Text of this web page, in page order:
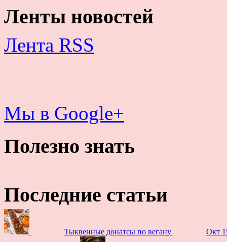
Ленты новостей
Лента RSS
Мы в Google+
Полезно знать
Последние статьи
Тыквенные донатсы по вегану Окт